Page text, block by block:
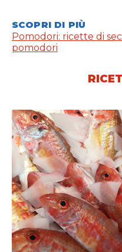
SCOPRI DI PIÙ
Pomodori: ricette di
pomodori